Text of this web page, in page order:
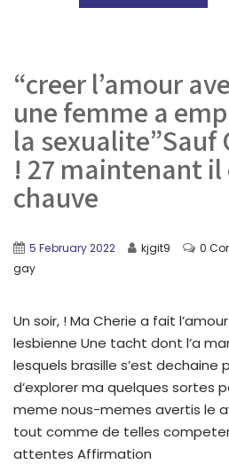
“creer l’amour
une femme a
la sexualite”Sauf
! 27 maintenant
chauve
5 February 2022 kjgit9 0
gay
Un soir, ! Ma Cherie a fait
lesbienne Une tacht dont l’a
lesquels brasille s’est dechaine
d’explorer ma quelques sortes
meme nous-memes avertis le
tout comme de telles
attentes Affirmation